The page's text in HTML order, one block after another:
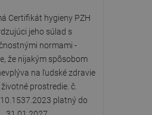
Certifikát hygieny PZH
jeho súlad s
normami -
že nijakým spôsobom
na ľudské zdravie
prostredie. č.
platný do